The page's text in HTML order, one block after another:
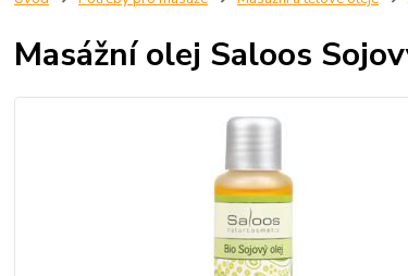
Masážní olej Saloos